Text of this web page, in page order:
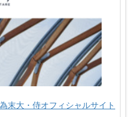
末大・侍オフィシャルサイト